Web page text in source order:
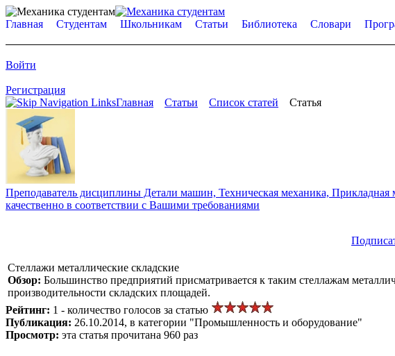
Главная Студентам Школьникам Статьи Библиотека Словари
Войти
Регистрация
Главная
Статьи Список статей Статья
Преподаватель дисциплины Детали машин, Техническая механика, Прикладная
качественно в соответствии с Вашими требованиями
Стеллажи металлические складские
Обзор: Большинство предприятий присматривается к таким стеллажам
производительности складских площадей.
Рейтинг: 1 - количество голосов за статью
Публикация: 26.10.2014, в категории "Промышленность и оборудование"
Просмотр: эта статья прочитана 960 раз